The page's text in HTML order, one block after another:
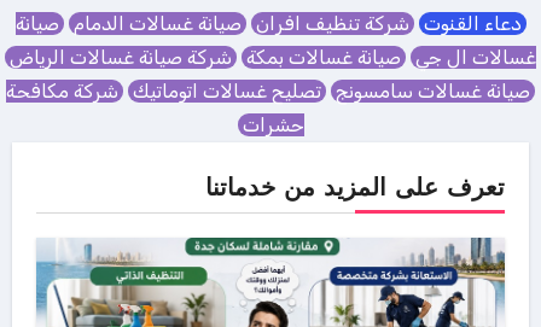
دعاء القنوت شركة تنظيف افران صيانة غسالات الدمام صيانة
غسالات ال جي صيانة غسالات بمكة شركة صيانة غسالات الرياض
صيانة غسالات سامسونج تصليح غسالات اتوماتيك شركة مكافحة
حشرات
تعرف على المزيد من خدماتنا